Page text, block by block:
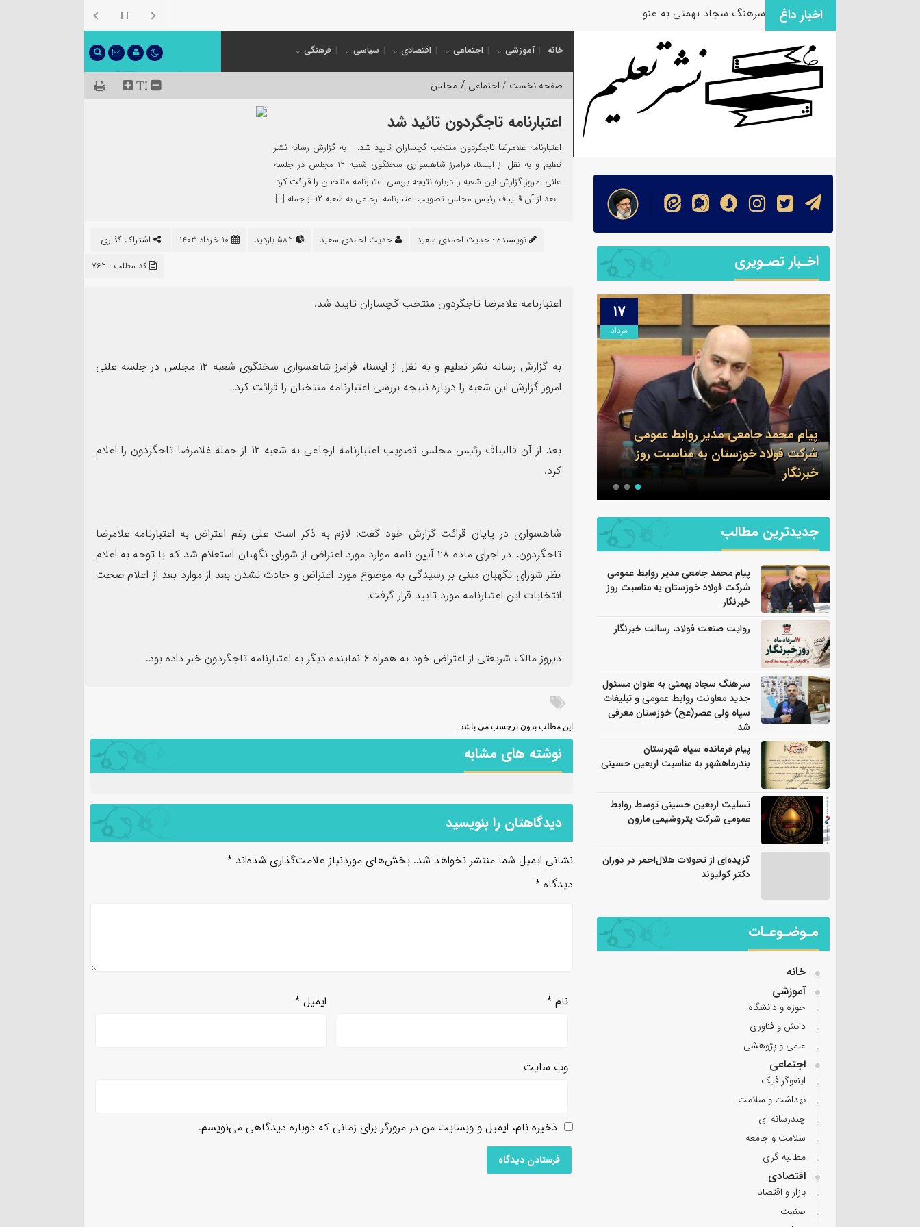
اخبار داغ سرهنگ سجاد بهمئی به عنوان مسئول ج
خانه آموزشی اجتماعی اقتصادی سیاسی فرهنگی
صفحه نخست / اجتماعی / مجلس
اعتبارنامه تاجگردون تائید شد
اعتبارنامه غلامرضا تاجگردون منتخب گچساران تایید شد. به گزارش رسانه نشر
تعلیم و به نقل از ایسنا، فرامرز شاهسواری سخنگوی شعبه ۱۲ مجلس در جلسه
علنی امروز گزارش این شعبه را درباره نتیجه بررسی اعتبارنامه منتخبان را قرائت کرد.
بعد از آن قالیباف رئیس مجلس تصویب اعتبارنامه ارجاعی به شعبه ۱۲ از جمله […]
اشتراک گذاری حدیث احمدی سعید نویسنده : حدیث احمدی سعید
کد مطلب : 762
اعتبارنامه غلامرضا تاجگردون منتخب گچساران تایید شد.
به گزارش رسانه نشر تعلیم و به نقل از ایسنا، فرامرز شاهسواری سخنگوی شعبه ۱۲ مجلس در جلسه علنی
امروز گزارش این شعبه را درباره نتیجه بررسی اعتبارنامه منتخبان را قرائت کرد.
بعد از آن قالیباف رئیس مجلس تصویب اعتبارنامه ارجاعی به شعبه ۱۲ از جمله غلامرضا تاجگردون را اعلام
کرد.
شاهسواری در پایان قرائت گزارش خود گفت: لازم به ذکر است علی رغم اعتراض به اعتبارنامه غلامرضا
تاجگردون، در اجرای ماده ۲۸ آیین نامه موارد مورد اعتراض از شورای نگهبان استعلام شد که با توجه به اعلام
نظر شورای نگهبان مبنی بر رسیدگی به موضوع مورد اعتراض و حادث نشدن بعد از موارد بعد از اعلام صحت
انتخابات این اعتبارنامه مورد تایید قرار گرفت.
دیروز مالک شریعتی از اعتراض خود به همراه ۶ نماینده دیگر به اعتبارنامه تاجگردون خبر داده بود.
این مطلب بدون برچسب می باشد.
نوشته های مشابه
دیدگاهتان را بنویسید
نشانی ایمیل شما منتشر نخواهد شد. بخش‌های موردنیاز علامت‌گذاری شده‌اند *
دیدگاه *
نام* ایمیل *
وب‌ سایت
ذخیره نام، ایمیل و وبسایت من در مرورگر برای زمانی که دوباره دیدگاهی می‌نویسم.
اخـبار تصـویری
۱۷
مرداد
روایت صنعت فولاد،‌ رسالت خبرنگار
۱۴
جدید معاونت روابط عمومی و تبلیغات
سپاه ولی عصر(عج) خوزستان معرفی شد
شرکت فولاد خوزستان به مناسبت روز
جدیدترین مطالب
پیام محمد جامعی مدیر روابط عمومی
شرکت فولاد خوزستان به مناسبت روز
خبرنگار
روایت صنعت فولاد،‌ رسالت خبرنگار
سرهنگ سجاد بهمئی به عنوان مسئول
جدید معاونت روابط عمومی و تبلیغات
سپاه ولی عصر(عج) خوزستان معرفی
شد
پیام فرمانده سپاه شهرستان
بندرماهشهر به مناسبت اربعین حسینی
تسلیت اربعین حسینی توسط روابط
عمومی شرکت پتروشیمی مارون
گزیده‌ای از تحولات هلال‌احمر در دوران
دکتر کولیوند
مـوضـوعـات
خانه
آموزشی
حوزه و دانشگاه
دانش و فناوری
علمی و پژوهشی
اجتماعی
اینفوگرافیک
بهداشت و سلامت
چندرسانه ای
سلامت و جامعه
مطالبه گری
اقتصادی
بازار و اقتصاد
صنعت